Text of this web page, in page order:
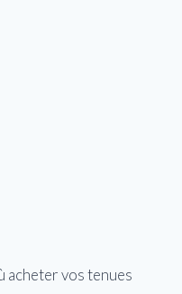
acheter vos tenues